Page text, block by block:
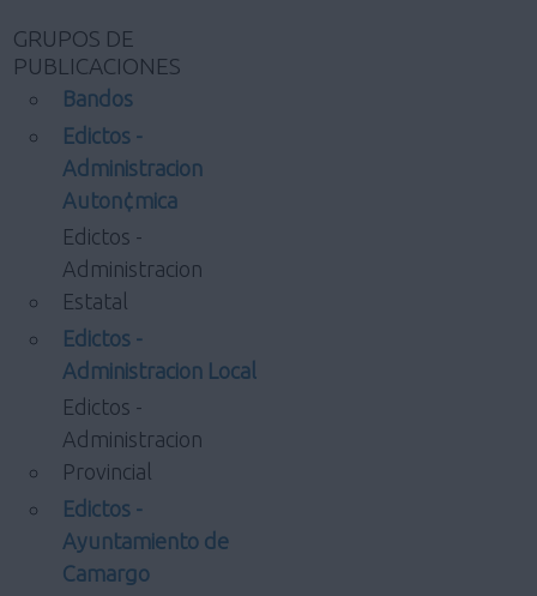
GRUPOS DE
PUBLICACIONES
Bandos
Edictos -
Administracion
Auton¢mica
Edictos -
Administracion
Estatal
Edictos -
Administracion Local
Edictos -
Administracion
Provincial
Edictos -
Ayuntamiento de
Camargo